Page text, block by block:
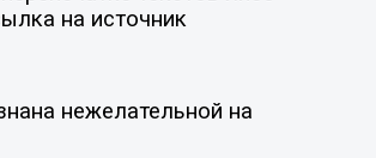
на источник
нежелательной на